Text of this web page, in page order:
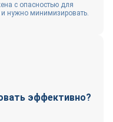
с опасностью для
нужно минимизировать.
эффективно?